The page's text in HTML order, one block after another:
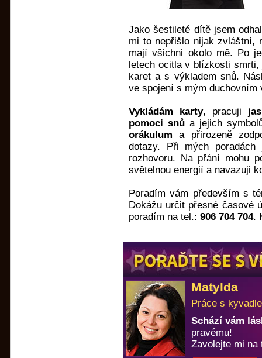
Jako šestileté dítě jsem
mi to nepřišlo nijak zvláštní,
mají všichni okolo mě. Po
letech ocitla v blízkosti
karet a s výkladem snů.
ve spojení s mým
Vykládám karty, pracuji
pomoci snůa jejich
orákulum a přirozeně
dotazy. Při mých
rozhovoru. Na přání mohu
světelnou energií a navazuji
Poradím vám především s
Dokážu určit přesné časové
poradím na tel.: 906 704 704.
Matylda
Práce s
Schází vám
pravému!
Zavolejte mi